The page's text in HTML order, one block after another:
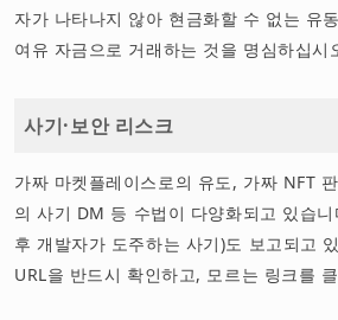
자가 나타나지 않아 현금화할 수 없는 유
여유 자금으로 거래하는 것을 명심하십시
사기·보안 리스크
가짜 마켓플레이스로의 유도, 가짜 NFT
의 사기 DM 등 수법이 다양화되고 있습
후 개발자가 도주하는 사기)도 보고되고
URL을 반드시 확인하고, 모르는 링크를